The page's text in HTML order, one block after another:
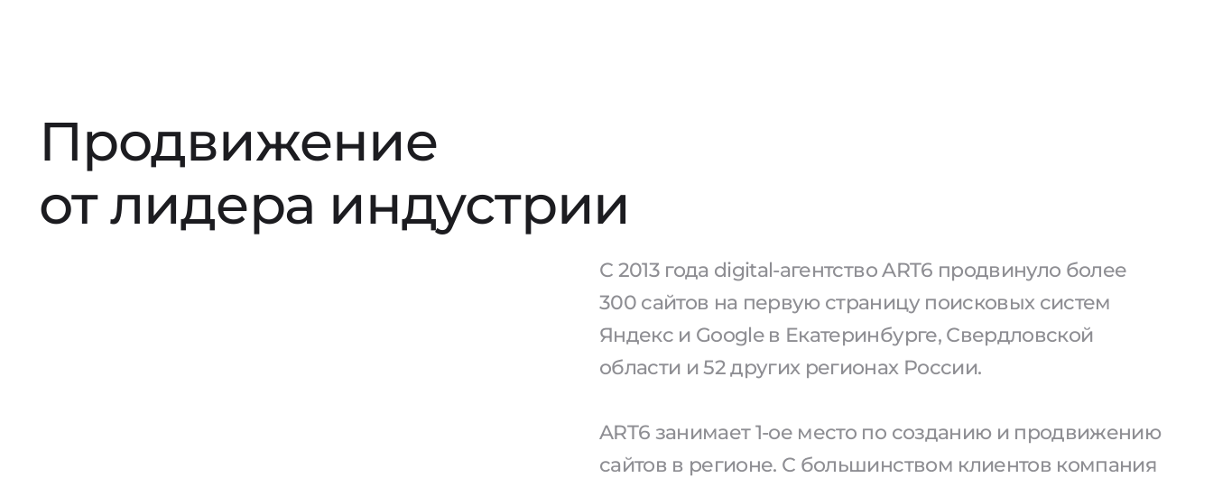
Продвижение
от лидера индустрии
С 2013 года digital-агентство ART6 продвинуло более
300 сайтов на первую страницу поисковых систем
Яндекс и Google в Екатеринбурге, Свердловской
области и 52 других регионах России.
ART6 занимает 1-ое место по созданию и продвижению
сайтов в регионе. С большинством клиентов компания